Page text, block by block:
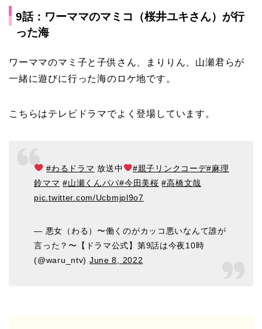
9話：ワーママのマミコ（桜井ユキさん）が行
った海
ワーママのマミ子と子供さん、まりりん、山瀬君らが
一緒に遊びに行った海のロケ地です。
こちらはテレビドラマでよく登場しています。
#わるドラマ 放送中 #親子リンクコーデ#麻理
鈴ママ #山瀬くんパパ#今田美桜 #高橋文哉
pic.twitter.com/Ucbmjpl9o7
— 悪女（わる）〜働くのがカッコ悪いなんて誰が
言った？〜【ドラマ公式】第9話は今夜10時
(@waru_ntv) June 8, 2022